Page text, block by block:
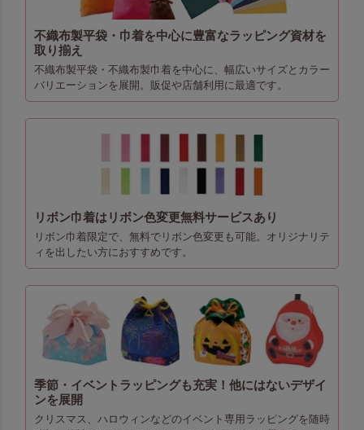
不織布製平袋・巾着を中心に豊富なラッピング資材を
取り揃え
不織布製平袋・不織布製巾着を中心に、幅広いサイズとカラー
バリエーションを展開。販促や店舗利用に最適です。
リボン巾着はリボン色変更無料サービスあり
リボン巾着限定で、無料でリボン色変更も可能。オリジナリテ
ィを出したい方におすすめです。
季節・イベントラッピングも充実！他にはないデザイ
ンを展開
クリスマス、ハロウィンなどのイベント専用ラッピングを随時